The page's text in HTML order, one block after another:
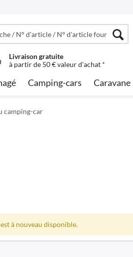
Livraison gratuite
à partir de 50 € valeur d'achat *
Camping-cars Caravane
camping-car
à nouveau disponible.